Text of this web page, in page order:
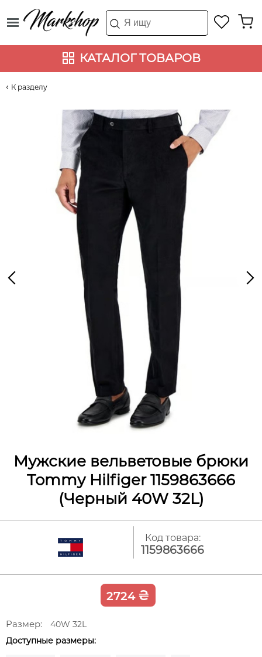
КАТАЛОГ ТОВАРОВ
К разделу
Мужские вельветовые брюки
Tommy Hilfiger 1159863666
(Черный 40W 32L)
Код товара:
1159863666
2724 ₴
Размер:
40W 32L
Доступные размеры: